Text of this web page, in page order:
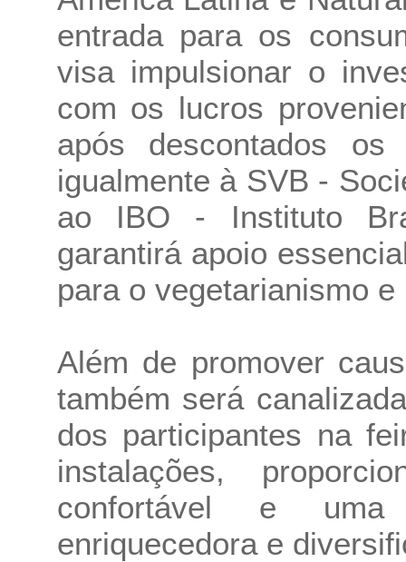
entrada para os
visa impulsionar o
com os lucros
após descontados os
igualmente à SVB -
ao IBO - Instituto
garantirá apoio
para o vegetarianismo
Além de promover
também será
dos participantes na
instalações,
confortável e uma
enriquecedora e